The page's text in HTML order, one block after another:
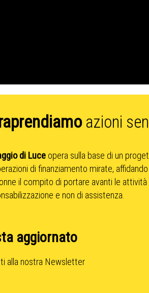
azioni
di Luce opera sulla base di un
di finanziamento mirate,
il compito di portare avanti le
e non di assistenza.
aggiornato
alla nostra Newsletter